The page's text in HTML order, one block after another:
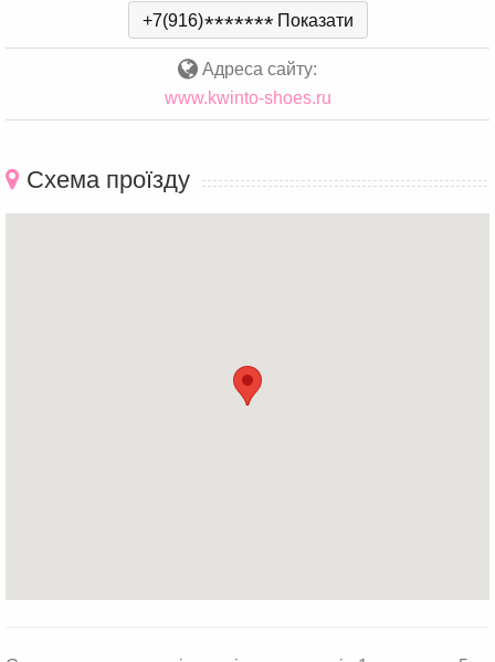
+7(916)******* Показати
Адреса сайту:
www.kwinto-shoes.ru
Схема проїзду